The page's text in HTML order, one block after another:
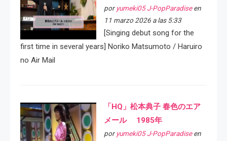
por yumeki05 J-PopParadiseen
11 marzo 2026 a las 5:33
[Singing debut song for the
first time in several years] Noriko Matsumoto / Haruiro
no Air Mail
「HQ」松本典子 春色のエア
メール 1985年
por yumeki05 J-PopParadiseen